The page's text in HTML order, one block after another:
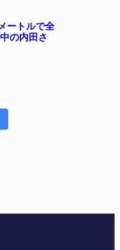
ートルで全
の内田さ